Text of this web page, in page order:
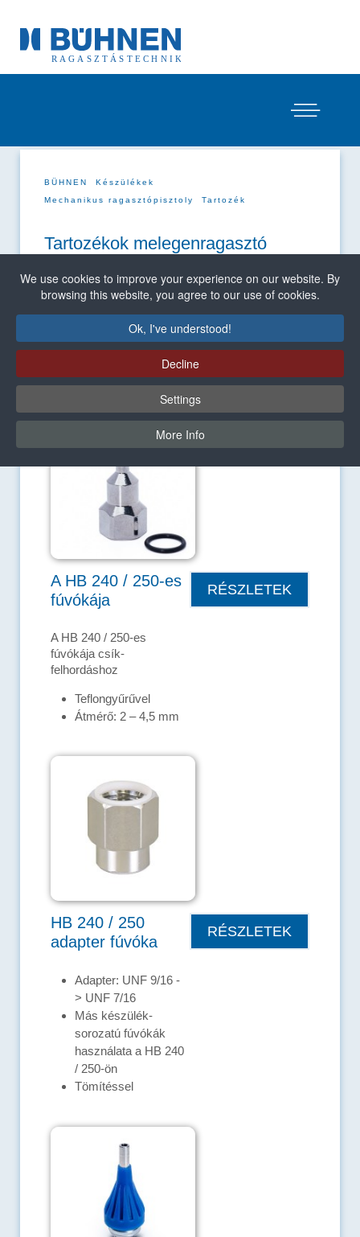
BÜHNEN
Készülékek
Mechanikus ragasztópisztoly
Tartozék
Tartozékok melegenragasztó
Melegenragasztó pisztolyainklegtöbbjét
szabottan képezzük ki. Különösen a fúvókák
variálhatók forma és hosszúság szempontjából.
Speciális adapterünk azonban a
használatát is lehetővé teszi.
A HB 240 / 250-es
fúvókája
A HB 240 / 250-es
fúvókája csík-
felhordáshoz
Teflongyűrűvel
Átmérő: 2 – 4,5 mm
RÉSZLETEK
HB 240 / 250
adapter fúvóka
Adapter: UNF 9/16 -
> UNF 7/16
Más készülék-
sorozatú fúvókák
használata a HB 240
/ 250-ön
Tömítéssel
RÉSZLETEK
We use cookies to improve your experience on our website. By
browsing this website, you agree to our use of cookies.
Ok, I've understood!
Decline
Settings
More Info